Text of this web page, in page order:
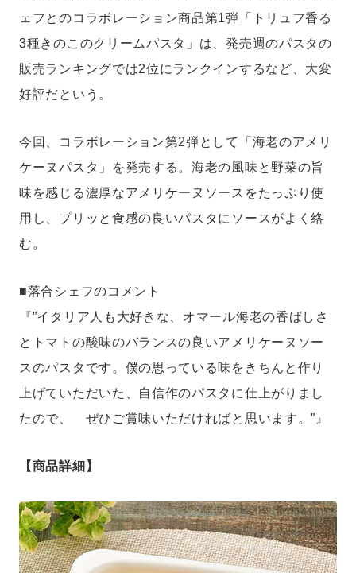
ェフとのコラボレーション商品第1弾「トリュフ香る
3種きのこのクリームパスタ」は、発売週のパスタの
販売ランキングでは2位にランクインするなど、大変
好評だという。
今回、コラボレーション第2弾として「海老のアメリ
ケーヌパスタ」を発売する。海老の風味と野菜の旨
味を感じる濃厚なアメリケーヌソースをたっぷり使
用し、プリッと食感の良いパスタにソースがよく絡
む。
■落合シェフのコメント
『”イタリア人も大好きな、オマール海老の香ばしさ
とトマトの酸味のバランスの良いアメリケーヌソー
スのパスタです。僕の思っている味をきちんと作り
上げていただいた、自信作のパスタに仕上がりまし
たので、 ぜひご賞味いただければと思います。”』
【商品詳細】